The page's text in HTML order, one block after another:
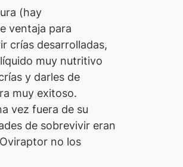
(hay
ventaja para
crías desarrolladas,
muy nutritivo
y darles de
muy exitoso.
vez fuera de su
de sobrevivir eran
no los